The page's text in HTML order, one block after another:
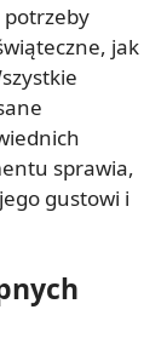
potrzeby
jak
sprawia,
gustowi i